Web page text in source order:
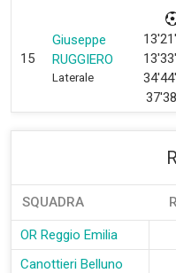
15
Giuseppe
RUGGIERO
Laterale
SQUADRA
OR Reggio Emilia
Canottieri Belluno